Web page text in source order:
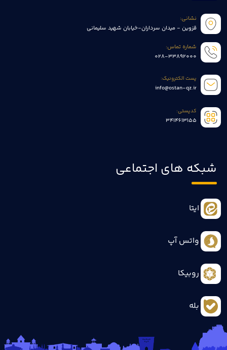
نشانی:
قزوین - میدان سرداران-خیابان شهید سلیمانی
شماره تماس:
028-33892000
پست الکترونیک:
info@ostan-qz.ir
کدپستی:
3414613155
شبکه های اجتماعی
ایتا
واتس آپ
روبیکا
بله